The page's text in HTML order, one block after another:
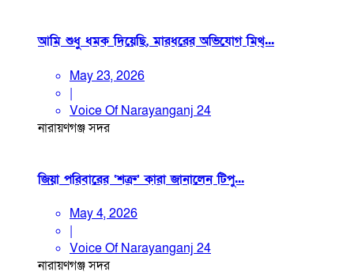
আমি শুধু ধমক দিয়েছি, মারধরের অভিযোগ মিথ্...
May 23, 2026
|
Voice Of Narayanganj 24
নারায়ণগঞ্জ সদর
জিয়া পরিবারের ‘শত্রু’ কারা জানালেন টিপু...
May 4, 2026
|
Voice Of Narayanganj 24
নারায়ণগঞ্জ সদর